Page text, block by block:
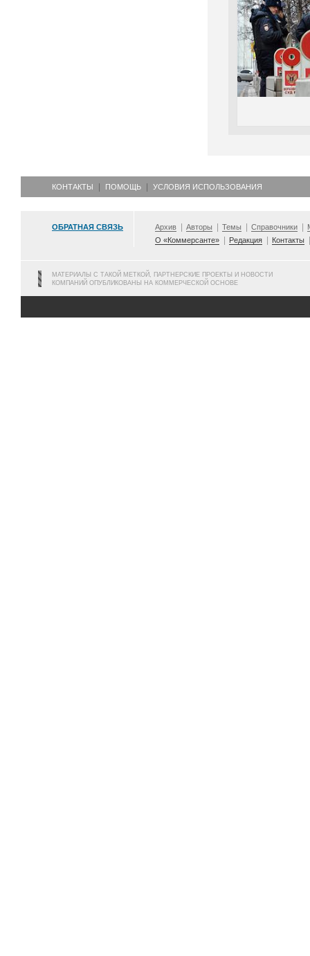
КОНТАКТЫ ПОМОЩЬ УСЛОВИЯ ИСПОЛЬЗОВАНИЯ
ОБРАТНАЯ СВЯЗЬ Архив Авторы Темы Справочники
О «Коммерсанте»
Редакция Контакты
МАТЕРИАЛЫ С ТАКОЙ МЕТКОЙ, ПАРТНЕРСКИЕ ПРОЕКТЫ И НОВОСТИ
КОМПАНИЙ ОПУБЛИКОВАНЫ НА КОММЕРЧЕСКОЙ ОСНОВЕ